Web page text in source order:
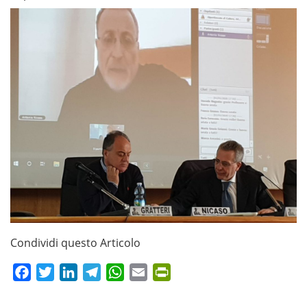
Condividi questo Articolo
FacebookTwitterLinkedInTelegramWhatsApp
Email